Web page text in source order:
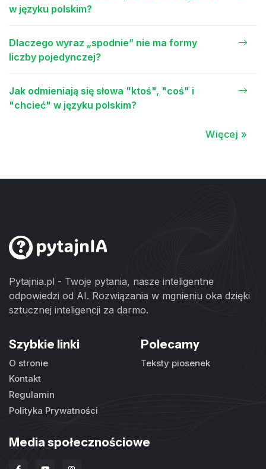
w języku polskim?
Dlaczego wyraz „spodnie” nie ma formy
liczby pojedynczej?
Jak odmieniają się słowa "ktoś", "coś" i
"chcieć" w języku polskim?
Więcej »
Pytajnia.pl - Twoje pytania, nasze inteligentne
odpowiedzi od AI. Rozwiązania w mgnieniu oka dzięki
sztucznej inteligencji za darmo.
Szybkie linki
O stronie
Kontakt
Regulamin
Polityka Prywatności
Polecamy
Teksty piosenek
Media społecznościowe